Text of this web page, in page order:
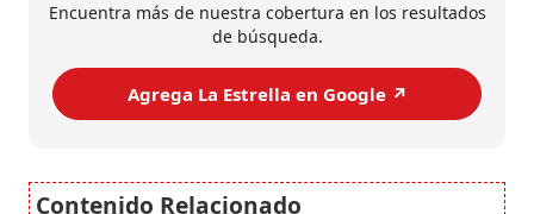
Encuentra más de nuestra cobertura en los resultados
de búsqueda.
Agrega La Estrella en Google ↗️